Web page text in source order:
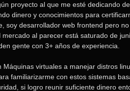
proyecto al que me esté dedicando de
dinero y conocimientos para
soy desarrollador web frontend pero
al parecer está saturado de
gente con 3+ años de experiencia.
virtuales a manejar distros
familiarizarme con estos sistemas
si logro reunir suficiente dinero